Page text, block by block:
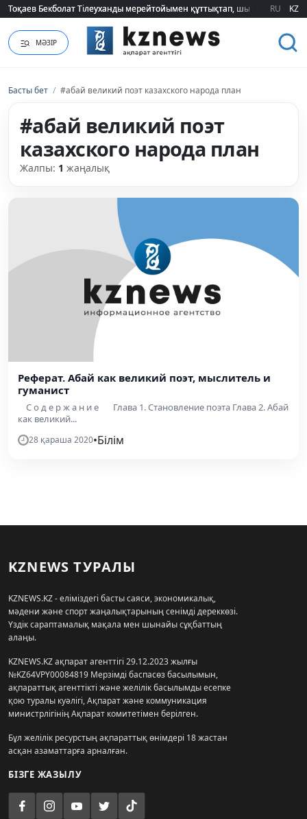
Тоқаев Бекболат Тілеуханды мерейтойымен құттықтап, шығармашылық
Тоқаев Бекболат Тілеуханды мерейтойымен құттықтап, шығармашылық
RU KZ
МӘЗІР
Басты бет / #абай великий поэт казахского народа план
#абай великий поэт
казахского народа план
Жалпы: 1 жаңалық
Реферат. Абай как великий поэт, мыслитель и
гуманист
С о д е р ж а н и е Глава 1. Становление поэта Глава 2. Абай
как великий...
28 қараша 2020•Білім
KZNEWS ТУРАЛЫ
KZNEWS.KZ - еліміздегі басты саяси, экономикалық,
мәдени және спорт жаңалықтарының сенімді дереккөзі.
Үздік сараптамалық мақала мен шынайы сұқбаттың
алаңы.
KZNEWS.KZ ақпарат агенттігі 29.12.2023 жылғы
№KZ64VPY00084819 Мерзімді баспасөз басылымын,
ақпараттық агенттікті және желілік басылымды есепке
қою туралы куәлігі, Ақпарат және коммуникация
министрлігінің Ақпарат комитетімен берілген.
Бұл желілік ресурстың ақпараттық өнімдері 18 жастан
асқан азаматтарға арналған.
БІЗГЕ ЖАЗЫЛУ